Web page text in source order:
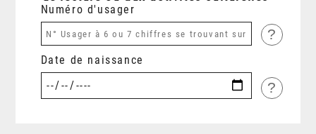
Numéro d'usager
?
Date de naissance
?